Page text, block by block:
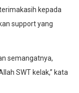
kepada
support yang
semangatnya,
SWT kelak,” kata